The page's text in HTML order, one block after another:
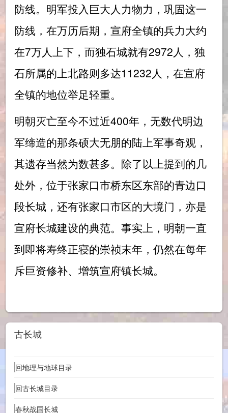
防线。明军投入巨大人力物力，巩固这一
防线，在万历后期，宣府全镇的兵力大约
在7万人上下，而独石城就有2972人，独
石所属的上北路则多达11232人，在宣府
全镇的地位举足轻重。
明朝灭亡至今不过近400年，无数代明边
军缔造的那条硕大无朋的陆上军事奇观，
其遗存当然为数甚多。除了以上提到的几
处外，位于张家口市桥东区东部的青边口
段长城，还有张家口市区的大境门，亦是
宣府长城建设的典范。事实上，明朝一直
到即将寿终正寝的崇祯末年，仍然在每年
斥巨资修补、增筑宣府镇长城。
古长城
回地理与地球目录
回古长城目录
春秋战国长城